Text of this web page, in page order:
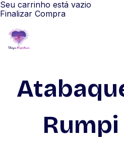
Seu carrinho está vazio
Finalizar Compra
Rumpi